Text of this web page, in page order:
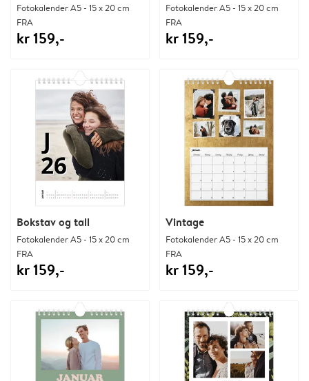
Fotokalender A5 - 15 x 20 cm
FRA
kr 159,-
Fotokalender A5 - 15 x 20 cm
FRA
kr 159,-
Bokstav og tall
Fotokalender A5 - 15 x 20 cm
FRA
kr 159,-
Vintage
Fotokalender A5 - 15 x 20 cm
FRA
kr 159,-